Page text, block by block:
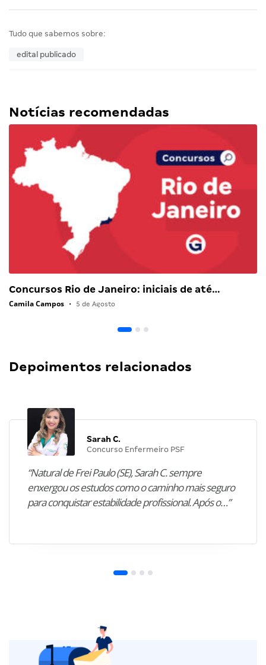
Tudo que sabemos sobre:
edital publicado
Notícias recomendadas
Concursos Rio de Janeiro: iniciais de até…
Camila Campos • 5 de Agosto
Depoimentos relacionados
Sarah C.
Concurso Enfermeiro PSF
“Natural de Frei Paulo (SE), Sarah C. sempre
enxergou os estudos como o caminho mais seguro
para conquistar estabilidade profissional. Após o…”